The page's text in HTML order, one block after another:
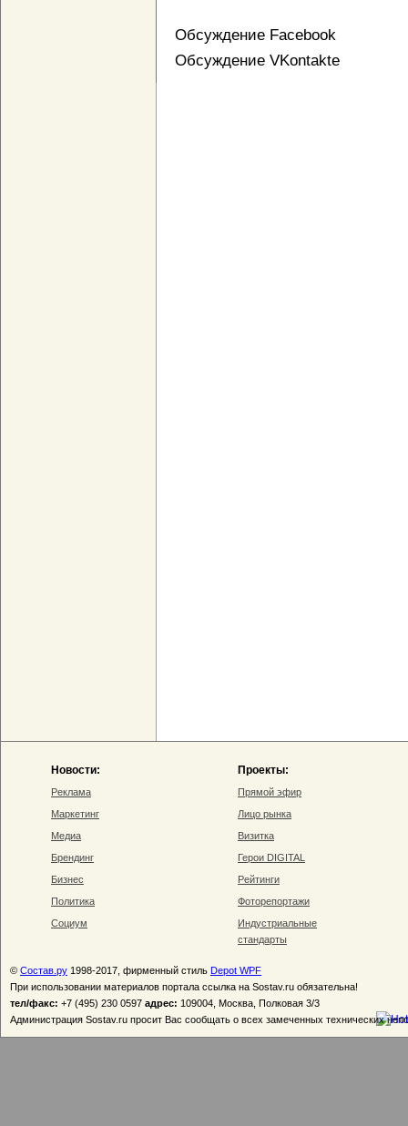
Обсуждение Facebook
Обсуждение VKontakte
Новости:
Реклама
Маркетинг
Медиа
Брендинг
Бизнес
Политика
Социум
Проекты:
Прямой эфир
Лицо рынка
Визитка
Герои DIGITAL
Рейтинги
Фоторепортажи
Индустриальные
стандарты
© Состав.ру 1998-2017, фирменный стиль Depot WPF
При использовании материалов портала ссылка на Sostav.ru обязательна!
тел/факс: +7 (495) 230 0597 адрес: 109004, Москва, Полковая 3/3
Администрация Sostav.ru просит Вас сообщать о всех замеченных технических